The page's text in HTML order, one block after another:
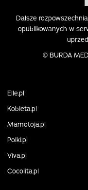
Dalsze
opublikowanych w
© BURDA
Elle.pl
Kobieta.pl
Mamotoja.pl
Polki.pl
Viva.pl
Cocolita.pl